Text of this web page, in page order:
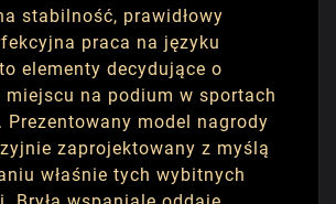
stabilność, prawidłowy
praca na języku
elementy decydujące o
miejscu na podium w sportach
Prezentowany model nagrody
zaprojektowany z myślą
właśnie tych wybitnych